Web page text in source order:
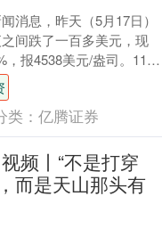
消息，昨天（5月17日）
间跌了一百多美元，现
，报4538美元/盎司。11日
际现货黄金价格累计下
类： 亿腾证券
频丨“不是打穿
而是天山那头有